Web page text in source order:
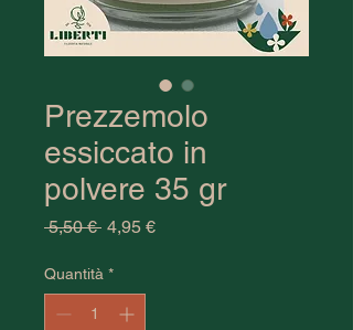
Prezzemolo
essiccato in
polvere 35 gr
5,50 € Prezzo
4,95 €Prezzo
Quantità *